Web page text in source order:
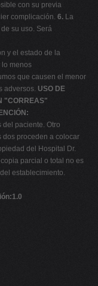
con su previa
complicación. 6. La
su uso. Será
y el estado de la
lo menos
que causen el menor
adversos. USO DE
"CORREAS"
paciente. Otro
dos proceden a colocar
del Hospital Dr.
parcial o total no es
establecimiento.